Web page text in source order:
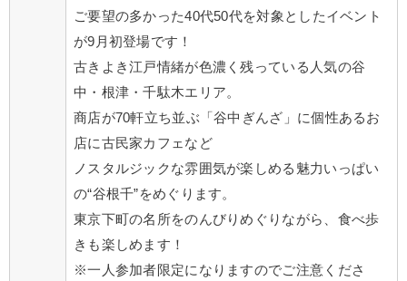
ご要望の多かった40代50代を対象としたイベント
が9月初登場です！
古きよき江戸情緒が色濃く残っている人気の谷
中・根津・千駄木エリア。
商店が70軒立ち並ぶ「谷中ぎんざ」に個性あるお
店に古民家カフェなど
ノスタルジックな雰囲気が楽しめる魅力いっぱい
の“谷根千”をめぐります。
東京下町の名所をのんびりめぐりながら、食べ歩
きも楽しめます！
※一人参加者限定になりますのでご注意くださ